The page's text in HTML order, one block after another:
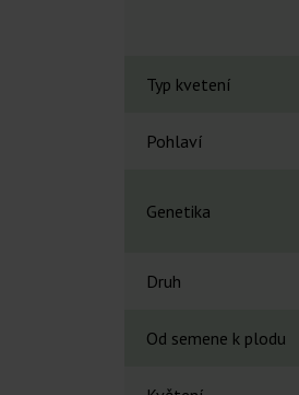
Typ kvetení
Pohlaví
Genetika
Druh
Od semene k plodu